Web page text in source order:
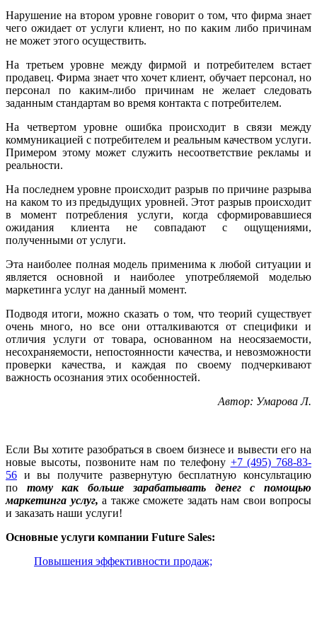
Нарушение на втором уровне говорит о том, что фирма знает
чего ожидает от услуги клиент, но по каким либо причинам
не может этого осуществить.
На третьем уровне между фирмой и потребителем встает
продавец. Фирма знает что хочет клиент, обучает персонал, но
персонал по каким-либо причинам не желает следовать
заданным стандартам во время контакта с потребителем.
На четвертом уровне ошибка происходит в связи между
коммуникацией с потребителем и реальным качеством услуги.
Примером этому может служить несоответствие рекламы и
реальности.
На последнем уровне происходит разрыв по причине разрыва
на каком то из предыдущих уровней. Этот разрыв происходит
в момент потребления услуги, когда сформировавшиеся
ожидания клиента не совпадают с ощущениями,
полученными от услуги.
Эта наиболее полная модель применима к любой ситуации и
является основной и наиболее употребляемой моделью
маркетинга услуг на данный момент.
Подводя итоги, можно сказать о том, что теорий существует
очень много, но все они отталкиваются от специфики и
отличия услуги от товара, основанном на неосязаемости,
несохраняемости, непостоянности качества, и невозможности
проверки качества, и каждая по своему подчеркивают
важность осознания этих особенностей.
Автор: Умарова Л.
Если Вы хотите разобраться в своем бизнесе и вывести его на
новые высоты, позвоните нам по телефону +7 (495) 768-83-
56 и вы получите развернутую бесплатную консультацию
по тому как больше зарабатывать денег с помощью
маркетинга услуг, а также сможете задать нам свои вопросы
и заказать наши услуги!
Основные услуги компании Future Sales:
Повышения эффективности продаж;